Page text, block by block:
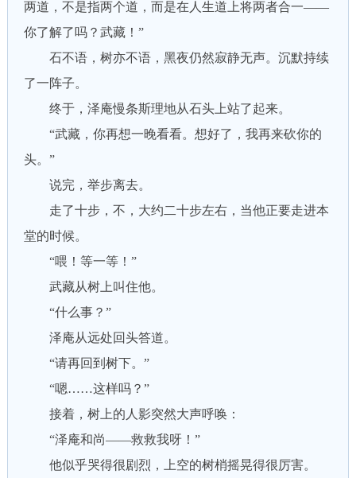
两道，不是指两个道，而是在人生道上将两者合一——
你了解了吗？武藏！”
石不语，树亦不语，黑夜仍然寂静无声。沉默持续
了一阵子。
终于，泽庵慢条斯理地从石头上站了起来。
“武藏，你再想一晚看看。想好了，我再来砍你的
头。”
说完，举步离去。
走了十步，不，大约二十步左右，当他正要走进本
堂的时候。
“喂！等一等！”
武藏从树上叫住他。
“什么事？”
泽庵从远处回头答道。
“请再回到树下。”
“嗯……这样吗？”
接着，树上的人影突然大声呼唤：
“泽庵和尚——救救我呀！”
他似乎哭得很剧烈，上空的树梢摇晃得很厉害。